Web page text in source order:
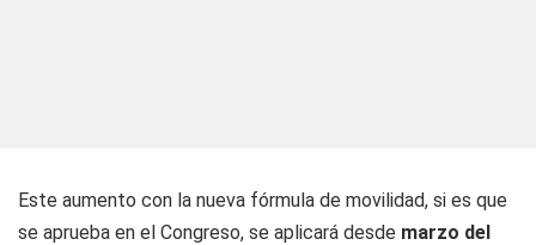
Este aumento con la nueva fórmula de movilidad, si es que
se aprueba en el Congreso, se aplicará desde marzo del